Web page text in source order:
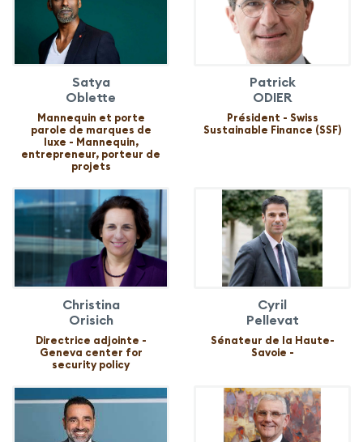
Satya
Oblette
Mannequin et porte
parole de marques de
luxe - Mannequin,
entrepreneur, porteur de
projets
Patrick
ODIER
Président - Swiss
Sustainable Finance (SSF)
Christina
Orisich
Directrice adjointe -
Geneva center for
security policy
Cyril
Pellevat
Sénateur de la Haute-
Savoie -